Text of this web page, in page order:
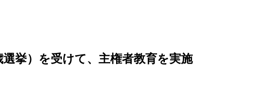
挙）を受けて、主権者教育を実施